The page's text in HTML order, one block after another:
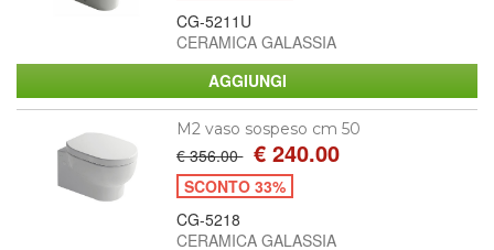
CG-5211U
CERAMICA GALASSIA
M2 vaso sospeso cm 50
€ 356.00 € 240.00
SCONTO 33%
CG-5218
CERAMICA GALASSIA